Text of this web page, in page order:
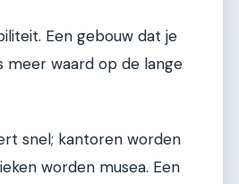
Een gebouw dat je
meer waard op de lange
snel; kantoren worden
worden musea. Een